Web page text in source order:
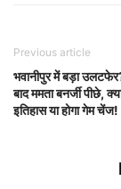
Previous article
भवानीपुर में बड़ा
बाद ममता बनर्जी पीछे,
इतिहास या होगा गेम चेंज!